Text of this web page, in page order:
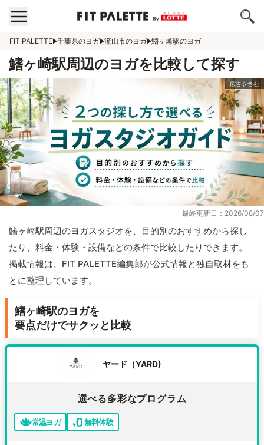
FIT PALETTE 千葉県のヨガ 流山市のヨガ 鰭ヶ崎駅のヨガ
鰭ヶ崎駅周辺のヨガを比較して探す
最終更新日：2026/08/07
鰭ヶ崎駅周辺のヨガスタジオを、目的別のおすすめから探し
たり、料金・体験・設備などの条件で比較したりできます。
掲載情報は、FIT PALETTE編集部が公式情報と独自取材をも
とに整理しています。
鰭ヶ崎駅のヨガを
要点だけでサクッと比較
ヤード（YARD)
選べる多彩なプログラム
常温ヨガ 無料体験